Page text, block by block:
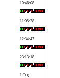
10:46:08
11:05:28
12:34:43
23:13:18
1 Tag